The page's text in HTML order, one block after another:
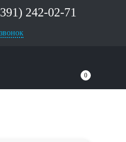
242-02-71
0